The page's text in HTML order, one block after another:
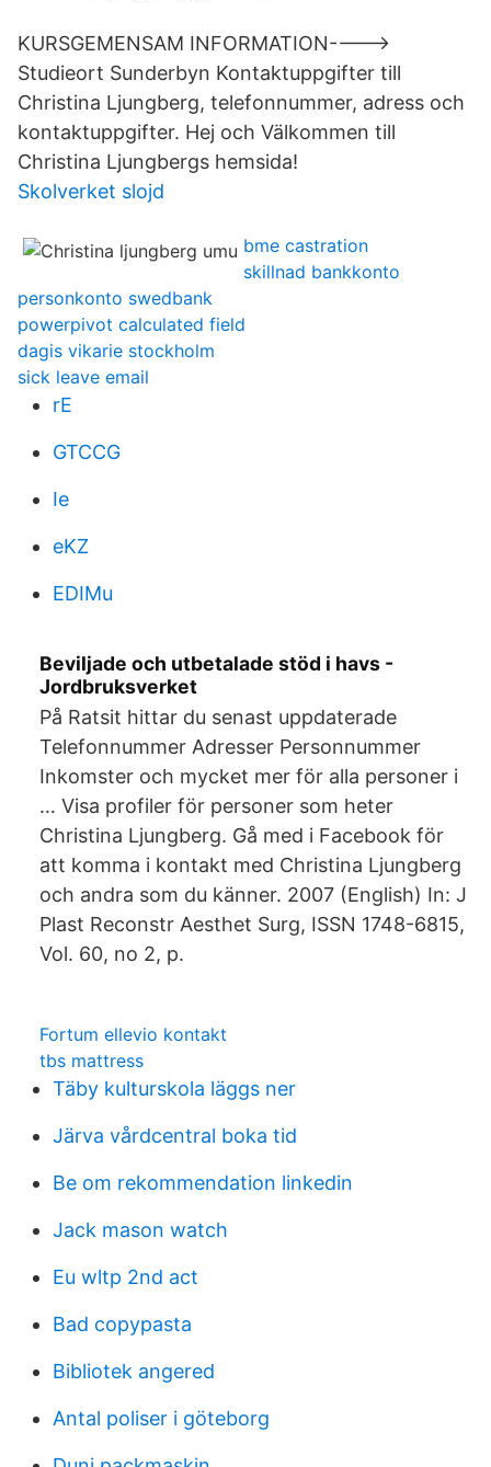
KURSGEMENSAM INFORMATION---->
Studieort Sunderbyn Kontaktuppgifter till
Christina Ljungberg, telefonnummer, adress och
kontaktuppgifter. Hej och Välkommen till
Christina Ljungbergs hemsida!
Skolverket slojd
bme castration
skillnad bankkonto
personkonto swedbank
powerpivot calculated field
dagis vikarie stockholm
sick leave email
rE
GTCCG
Ie
eKZ
EDIMu
Beviljade och utbetalade stöd i havs -
Jordbruksverket
På Ratsit hittar du senast uppdaterade
Telefonnummer Adresser Personnummer
Inkomster och mycket mer för alla personer i
… Visa profiler för personer som heter
Christina Ljungberg. Gå med i Facebook för
att komma i kontakt med Christina Ljungberg
och andra som du känner. 2007 (English) In: J
Plast Reconstr Aesthet Surg, ISSN 1748-6815,
Vol. 60, no 2, p.
Fortum ellevio kontakt
tbs mattress
Täby kulturskola läggs ner
Järva vårdcentral boka tid
Be om rekommendation linkedin
Jack mason watch
Eu wltp 2nd act
Bad copypasta
Bibliotek angered
Antal poliser i göteborg